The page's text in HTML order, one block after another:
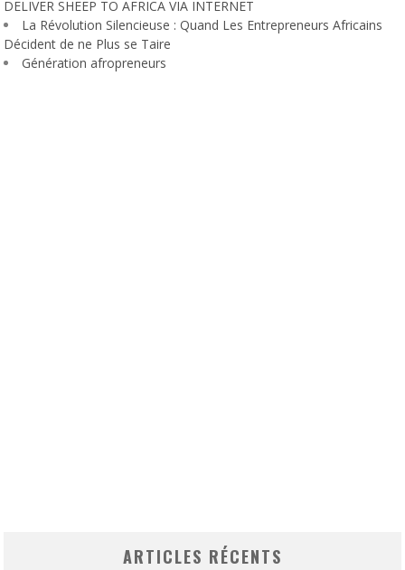
DELIVER SHEEP TO AFRICA VIA INTERNET
La Révolution Silencieuse : Quand Les Entrepreneurs Africains
Décident de ne Plus se Taire
Génération afropreneurs
ARTICLES RÉCENTS